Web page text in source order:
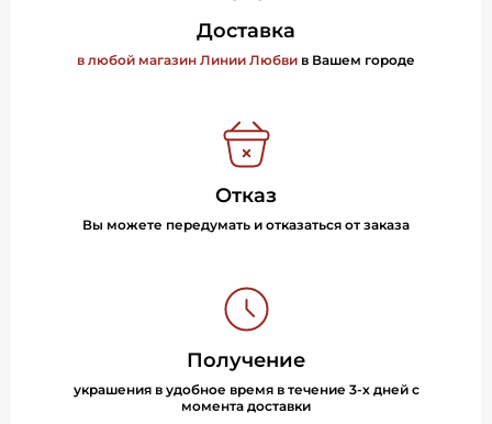
Доставка
в любой магазин Линии Любви в Вашем городе
Отказ
Вы можете передумать и отказаться от заказа
Получение
украшения в удобное время в течение 3-х дней с
момента доставки